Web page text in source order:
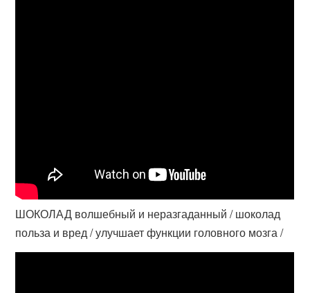
ШОКОЛАД волшебный и неразгаданный / шоколад
польза и вред / улучшает функции головного мозга /